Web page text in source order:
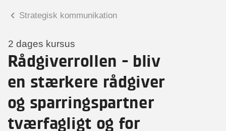
Strategisk kommunikation
2 dages kursus
Rådgiverrollen - bliv
en stærkere rådgiver
og sparringspartner
tværfagligt og for
Christian Ravn Agergaard